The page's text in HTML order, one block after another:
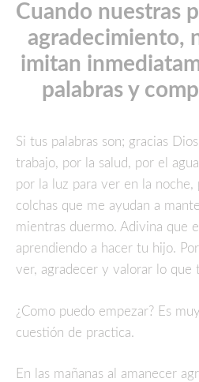
Cuando nuestras
agradecimiento,
imitan
palabras y
Si tus palabras son; gracias
trabajo, por la salud, por el
por la luz para ver en la noche,
colchas que me ayudan a
mientras duermo. Adivina que
aprendiendo a hacer tu hijo.
ver, agradecer y valorar lo que
¿Como puedo empezar? Es
cuestión de practica.
En las mañanas al amanecer